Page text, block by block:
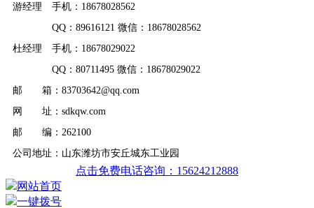
游经理 手机：18678028562
QQ：89616121 微信：18678028562
杜经理 手机：18678029022
QQ：80711495 微信：18678029022
邮 箱：83703642@qq.com
网 址：sdkqw.com
邮 编：262100
公司地址：山东潍坊市安丘城东工业园
点击免费电话咨询：15624212888
网站首页
一键拨号